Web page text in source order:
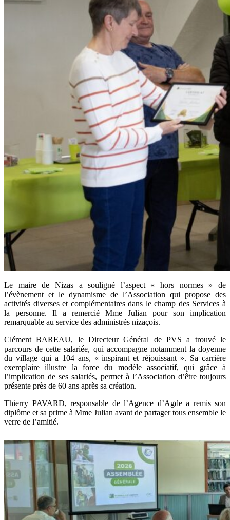
Le maire de Nizas a souligné l’aspect « hors normes » de
l’évènement et le dynamisme de l’Association qui propose des
activités diverses et complémentaires dans le champ des Services à
la personne. Il a remercié Mme Julian pour son implication
remarquable au service des administrés nizaçois.
Clément BAREAU, le Directeur Général de PVS a trouvé le
parcours de cette salariée, qui accompagne notamment la doyenne
du village qui a 104 ans, « inspirant et réjouissant ». Sa carrière
exemplaire illustre la force du modèle associatif, qui grâce à
l’implication de ses salariés, permet à l’Association d’être toujours
présente près de 60 ans après sa création.
Thierry PAVARD, responsable de l’Agence d’Agde a remis son
diplôme et sa prime à Mme Julian avant de partager tous ensemble le
verre de l’amitié.